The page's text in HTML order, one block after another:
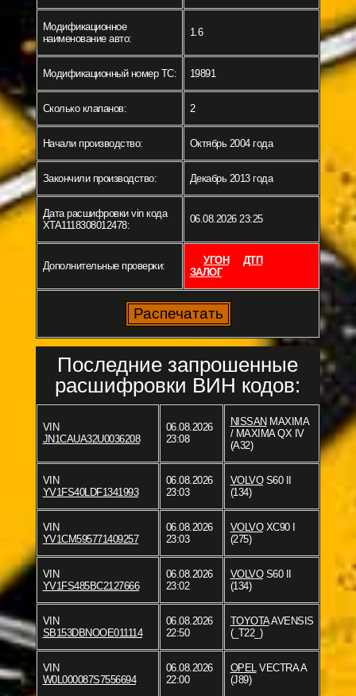
Модификационное
наименование авто:
1.6
Модификационный номер ТС: 19891
Сколько клапанов: 2
Начали производство: Октябрь 2004 года
Закончили производство: Декабрь 2013 года
Дата расшифровки vin кода
XTA1118308012478:
06.08.2026 23:25
Дополнительные проверки: УГОН
ДТП
ЗАЛОГ
Последние запрошенные
расшифровки ВИН кодов:
VIN
JN1CAUA32U0036208
06.08.2026
23:08
NISSAN MAXIMA
/ MAXIMA QX IV
(A32)
VIN
YV1FS40LDF1341993
06.08.2026
23:03
VOLVOS60 II
(134)
VIN
YV1CM595771409257
06.08.2026
23:03
VOLVOXC90 I
(275)
VIN
YV1FS485BC2127666
06.08.2026
23:02
VOLVOS60 II
(134)
VIN
SB153DBNOOE011114
06.08.2026
22:50
TOYOTAAVENSIS
(_T22_)
VIN
W0L000087S7556694
06.08.2026
22:00
OPELVECTRA A
(J89)